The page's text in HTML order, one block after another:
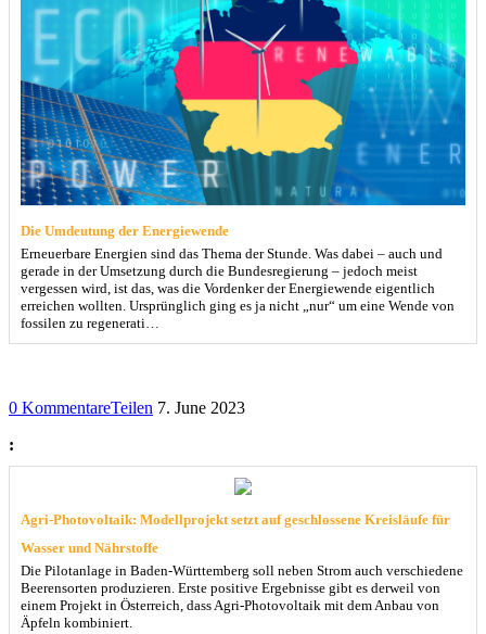
Die Umdeutung der Energiewende
Erneuerbare Energien sind das Thema der Stunde. Was dabei – auch und
gerade in der Umsetzung durch die Bundesregierung – jedoch meist
vergessen wird, ist das, was die Vordenker der Energiewende eigentlich
erreichen wollten. Ursprünglich ging es ja nicht „nur“ um eine Wende von
fossilen zu regenerati…
0 KommentareTeilen 7. June 2023
:
Agri-Photovoltaik: Modellprojekt setzt auf geschlossene Kreisläufe für
Wasser und Nährstoffe
Die Pilotanlage in Baden-Württemberg soll neben Strom auch verschiedene
Beerensorten produzieren. Erste positive Ergebnisse gibt es derweil von
einem Projekt in Österreich, dass Agri-Photovoltaik mit dem Anbau von
Äpfeln kombiniert.